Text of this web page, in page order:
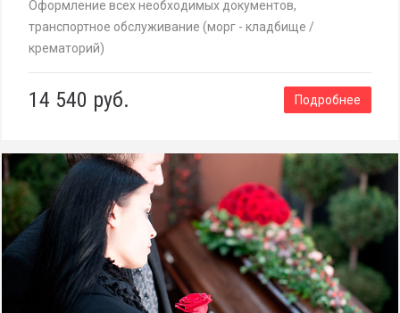
Оформление всех необходимых документов,
транспортное обслуживание (морг - кладбище /
крематорий)
14 540 руб. Подробнее